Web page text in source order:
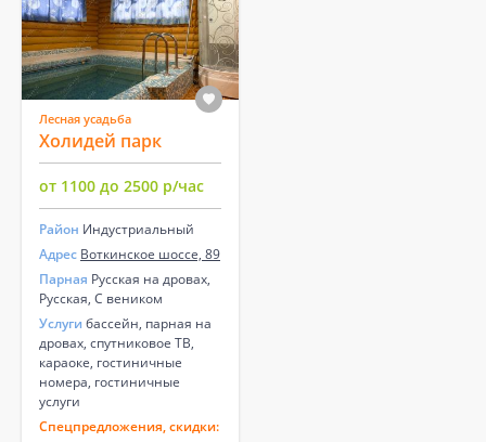
Лесная усадьба
Холидей парк
от 1100 до 2500 р/час
Район Индустриальный
Адрес Воткинское шоссе, 89
Парная Русская на дровах,
Русская, С веником
Услуги бассейн, парная на
дровах, спутниковое ТВ,
караоке, гостиничные
номера, гостиничные
услуги
Спецпредложения, скидки: